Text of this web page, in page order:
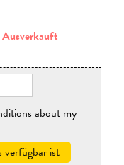
Ausverkauft
about my
verfügbar ist